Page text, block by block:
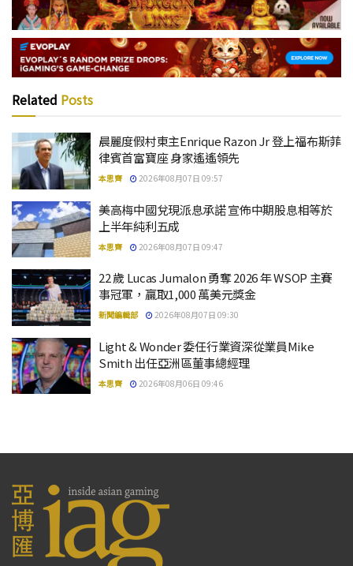
Related Posts
晨麗度假村東主Enrique Razon Jr 登上福布斯菲
律賓首富寶座 身家遙遙領先
本思齊 2026年08月07日 09:57
美高梅中國兌現派息承諾 宣佈中期股息相等於
上半年純利五成
本思齊 2026年08月07日 09:47
22 歲 Lucas Jumalon 勇奪 2026 年 WSOP 主賽
事冠軍，贏取1,000 萬美元獎金
新聞編輯部 2026年08月07日 09:30
Light & Wonder 委任行業資深從業員Mike
Smith 出任亞洲區董事總經理
本思齊 2026年08月06日 09:46